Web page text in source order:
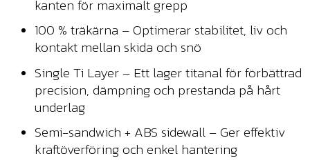
kanten för maximalt grepp
100 % träkärna – Optimerar stabilitet, liv och
kontakt mellan skida och snö
Single Ti Layer – Ett lager titanal för förbättrad
precision, dämpning och prestanda på hårt
underlag
Semi-sandwich + ABS sidewall – Ger effektiv
kraftöverföring och enkel hantering